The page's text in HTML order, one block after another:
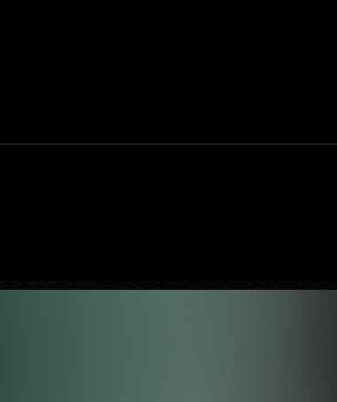
Bad Robot está em "negociações finais"